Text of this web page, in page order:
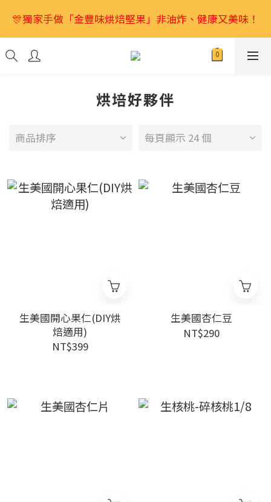
2026馬年禮盒首選🎁獨家低溫烘焙堅果💕特別又好吃
👍
🎊獨家手做「金豐味烘焙堅果」非油炸、健康又美味！
「珍小包」讓您隨時帶著吃❤️眾多品項任選6項600
元！
👍
烘培好夥伴
商品排序 每頁顯示 24 個
生美國開心果仁(DIY烘
焙適用)
NT$399
生美國杏仁豆
NT$290